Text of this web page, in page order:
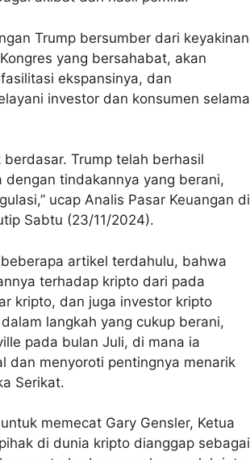
Trump bersumber dari keyakinan
yang bersahabat, akan
ekspansinya, dan
investor dan konsumen selama
Trump telah berhasil
tindakannya yang berani,
ucap Analis Pasar Keuangan di
Sabtu (23/11/2024).
artikel terdahulu, bahwa
terhadap kripto dari pada
kripto, dan juga investor kripto
langkah yang cukup berani,
pada bulan Juli, di mana ia
dan menyoroti pentingnya menarik
Serikat.
memecat Gary Gensler, Ketua
di dunia kripto dianggap sebagai